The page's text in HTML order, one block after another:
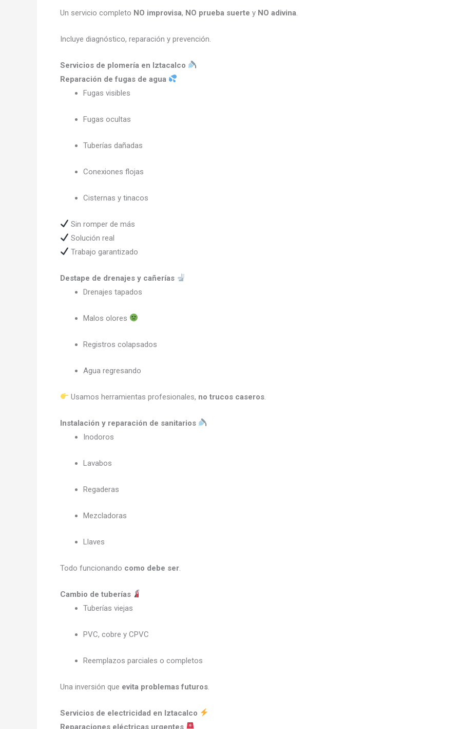
Un servicio completo NO improvisa, NO prueba suerte y NO adivina
Incluye diagnóstico, reparación y prevención.
Servicios de plomería en Iztacalco
Reparación de fugas de agua
Fugas visibles
Fugas ocultas
Tuberías dañadas
Conexiones flojas
Cisternas y tinacos
Sin romper de más
Solución real
Trabajo garantizado
Destape de drenajes y cañerías
Drenajes tapados
Malos olores
Registros colapsados
Agua regresando
Usamos herramientas profesionales, no trucos caseros
Instalación y reparación de sanitarios
Inodoros
Lavabos
Regaderas
Mezcladoras
Llaves
Todo funcionando como debe ser
Cambio de tuberías
Tuberías viejas
PVC, cobre y CPVC
Reemplazos parciales o completos
Una inversión que evita problemas futuros
Servicios de electricidad en Iztacalco
Reparaciones eléctricas urgentes